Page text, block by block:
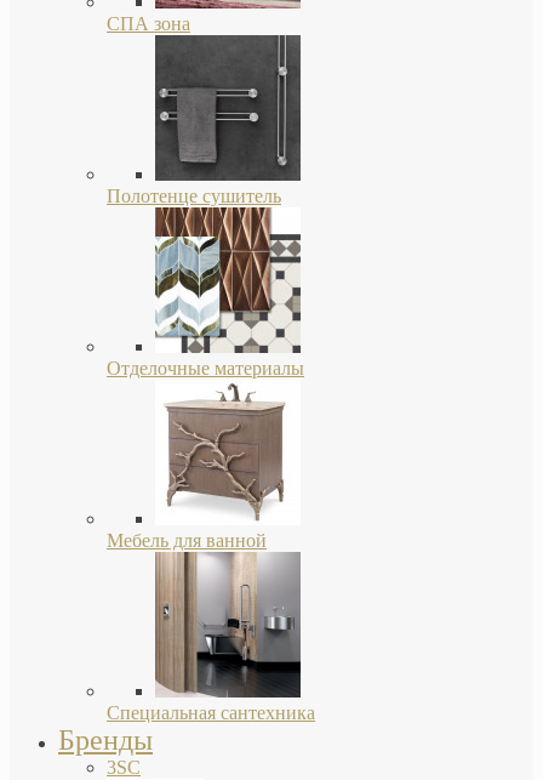
СПА зона
Полотенце сушитель
Отделочные материалы
Мебель для ванной
Специальная сантехника
Бренды
3SC